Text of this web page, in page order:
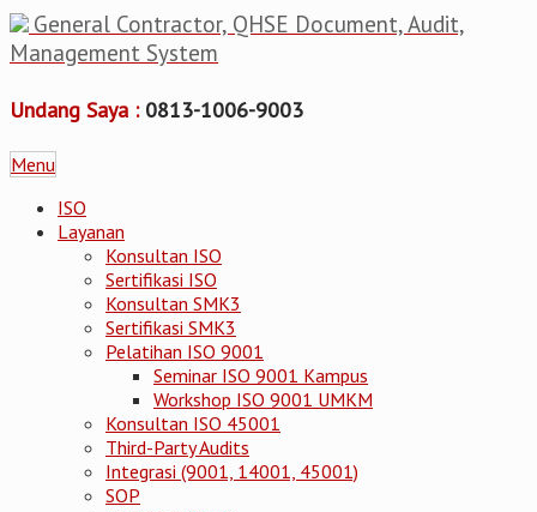
General Contractor, QHSE Document, Audit,
Management System
Undang Saya : 0813-1006-9003
Menu
ISO
Layanan
Konsultan ISO
Sertifikasi ISO
Konsultan SMK3
Sertifikasi SMK3
Pelatihan ISO 9001
Seminar ISO 9001 Kampus
Workshop ISO 9001 UMKM
Konsultan ISO 45001
Third-Party Audits
Integrasi (9001, 14001, 45001)
SOP